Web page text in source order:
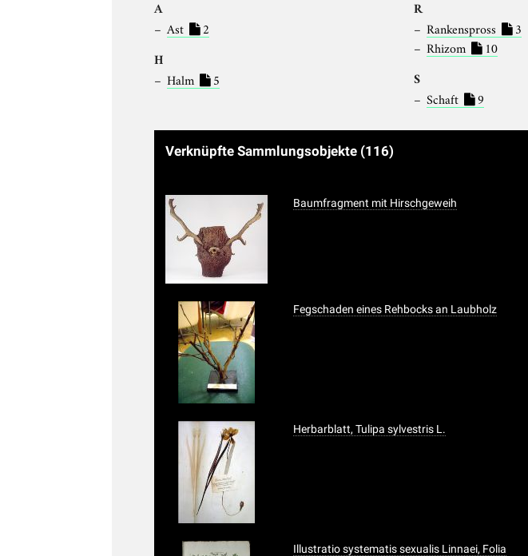
A
Ast 2
H
Halm 5
R
Rankenspross
3
Rhizom
10
S
Schaft 9
Verknüpfte Sammlungsobjekte (116)
Baumfragment mit Hirschgeweih
Fegschaden eines Rehbocks an Laubholz
Herbarblatt, Tulipa sylvestris L.
Illustratio systematis sexualis Linnaei, Folia